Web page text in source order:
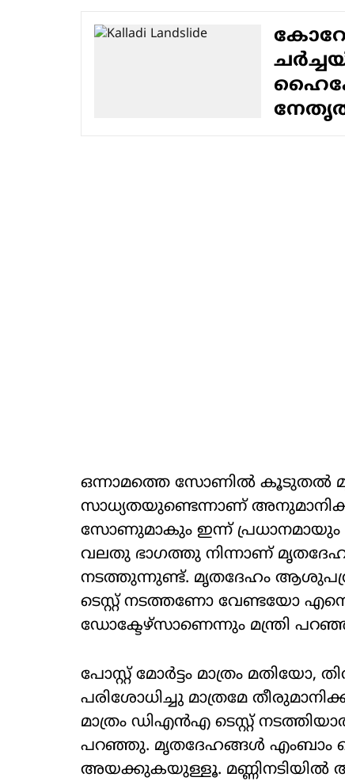
കോറോ
ഒന്നാമത്തെ സോണില്‍ കൂടുതല്‍
സാധ്യതയുണ്ടെന്നാണ്
സോണുമാകും ഇന്ന് പ്രധാനമായും
വലതു ഭാഗത്തു നിന്നാണ് മൃതദേഹം
നടത്തുന്നുണ്ട്. മൃതദേഹം
ടെസ്റ്റ് നടത്തണോ വേണ്ടയോ
ഡോക്ടേഴ്‌സാണെന്നും മന്ത്രി
പോസ്റ്റ് മോര്‍ട്ടം മാത്രം മതിയോ,
പരിശോധിച്ചു മാത്രമേ
മാത്രം ഡിഎന്‍എ ടെസ്റ്റ്
പറഞ്ഞു. മൃതദേഹങ്ങള്‍ എംബാം
അയക്കുകയുള്ളൂ. മണ്ണിനടിയില്‍